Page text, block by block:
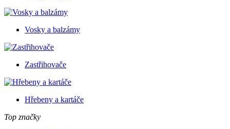
Vosky a balzámy
Zastřihovače
Hřebeny a kartáče
Top značky